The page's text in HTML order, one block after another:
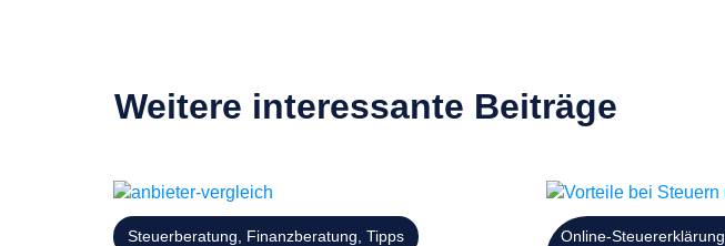
Weitere interessante Beiträge
Steuerberatung Finanzberatung Tipps Online-Steuererklärung